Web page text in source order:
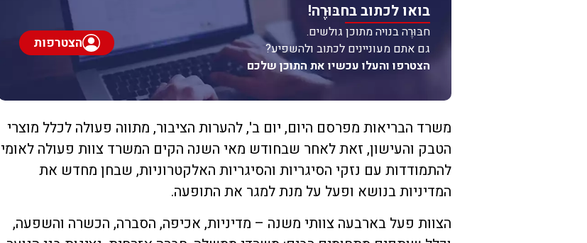
בואו לכתוב בחבּוּרֶה!
חבּוּרֶה בנויה מתוכן גולשים.
גם אתם מעוניינים לכתוב ולהשפיע?
הצטרפו והעלו עכשיו את התוכן שלכם
הצטרפות
משרד הבריאות מפרסם היום, יום ב', להערות הציבור, מתווה פעולה לכלל מוצרי
הטבק והעישון, זאת לאחר שבחודש מאי השנה הקים המשרד צוות פעולה לאומי
להתמודדות עם נזקי הסיגריות והסיגריות האלקטרוניות, שבחן מחדש את
המדיניות בנושא ופעל על מנת למגר את התופעה.
הצוות פעל בארבעה צוותי משנה – מדיניות, אכיפה, הסברה, הכשרה והשפעה,